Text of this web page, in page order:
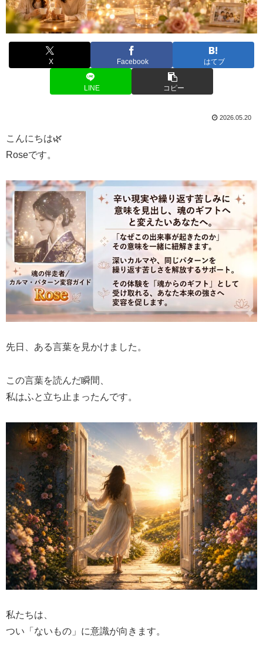
X Facebook はてブ
LINE コピー
2026.05.20
こんにちは🌿
Roseです。
先日、ある言葉を見かけました。
この言葉を読んだ瞬間、
私はふと立ち止まったんです。
私たちは、
つい「ないもの」に意識が向きます。